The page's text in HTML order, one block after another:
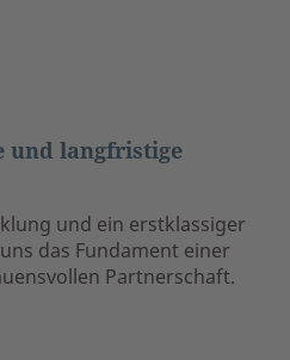
und langfristige
und ein erstklassiger
das Fundament einer
Partnerschaft.